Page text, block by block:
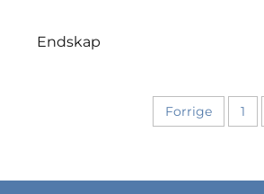
Endskap
Forrige 1